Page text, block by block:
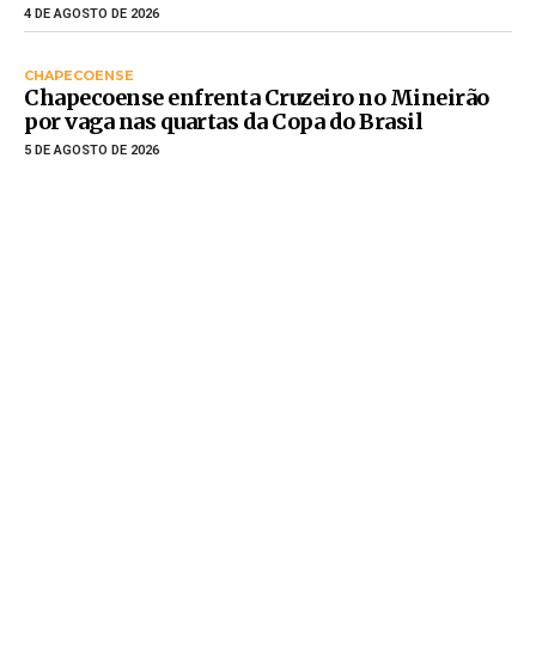
4 DE AGOSTO DE 2026
CHAPECOENSE
Chapecoense enfrenta Cruzeiro no Mineirão
por vaga nas quartas da Copa do Brasil
5 DE AGOSTO DE 2026